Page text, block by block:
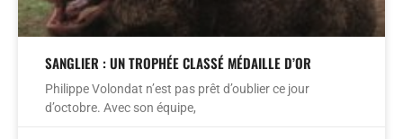
SANGLIER : UN TROPHÉE CLASSÉ MÉDAILLE D’OR
Philippe Volondat n’est pas prêt d’oublier ce jour
d’octobre. Avec son équipe,